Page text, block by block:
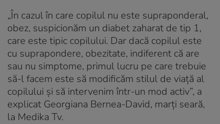
„În cazul în care copilul nu este supraponderal,
obez, suspicionăm un diabet zaharat de tip 1,
care este tipic copilului. Dar dacă copilul este
cu suprapondere, obezitate, indiferent că are
sau nu simptome, primul lucru pe care trebuie
să-l facem este să modificăm stilul de viaţă al
copilului şi să intervenim într-un mod activ”, a
explicat Georgiana Bernea-David, marţi seară,
la Medika Tv.